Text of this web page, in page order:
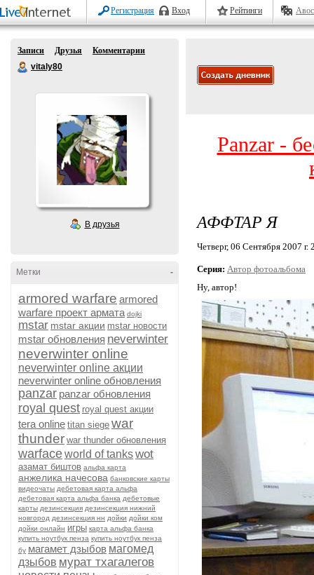
Регистрация Вход Рейтинги
Записи Друзья
Комментарии
vitaly80
В друзья
-
Метки
armored warfare armored
warfare проект армата dojki
mstar mstar акции mstar новости
mstar обновления neverwinter
neverwinter online
neverwinter online акции
neverwinter online обновления
panzar panzar обновления
royal quest royal quest акции
tera online titan siege war
thunder war thunder обновления
warfaceworld of tankswot
азамат биштов альфа карта
анжелика начесова банковские карты
видеочаты дебетовая карта альфа
дебетовая карта альфа банка дебетовые
карты дезинсекция дезинсекция нижний
новгород дезинсекция нн дойки дойки ком
дойки онлайн игры карта альфа банка
купить ноутбук пенза купить ноутбук пенза
бу магамет дзыбов магомед
дзыбов мурат тхагалегов
Panzar -
АФФТАР Я
Четверг, 06 Сентября 2007 г.
Серия: Автор фотоальбома
Ну, автор!